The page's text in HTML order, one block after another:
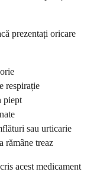
prezentați oricare
respirație
piept
sau urticarie
rămâne treaz
acest medicament